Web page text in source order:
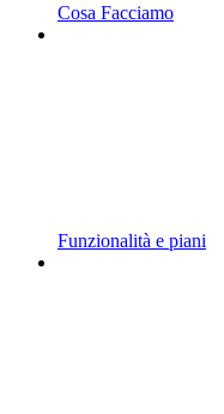
Cosa Facciamo
Funzionalità e piani